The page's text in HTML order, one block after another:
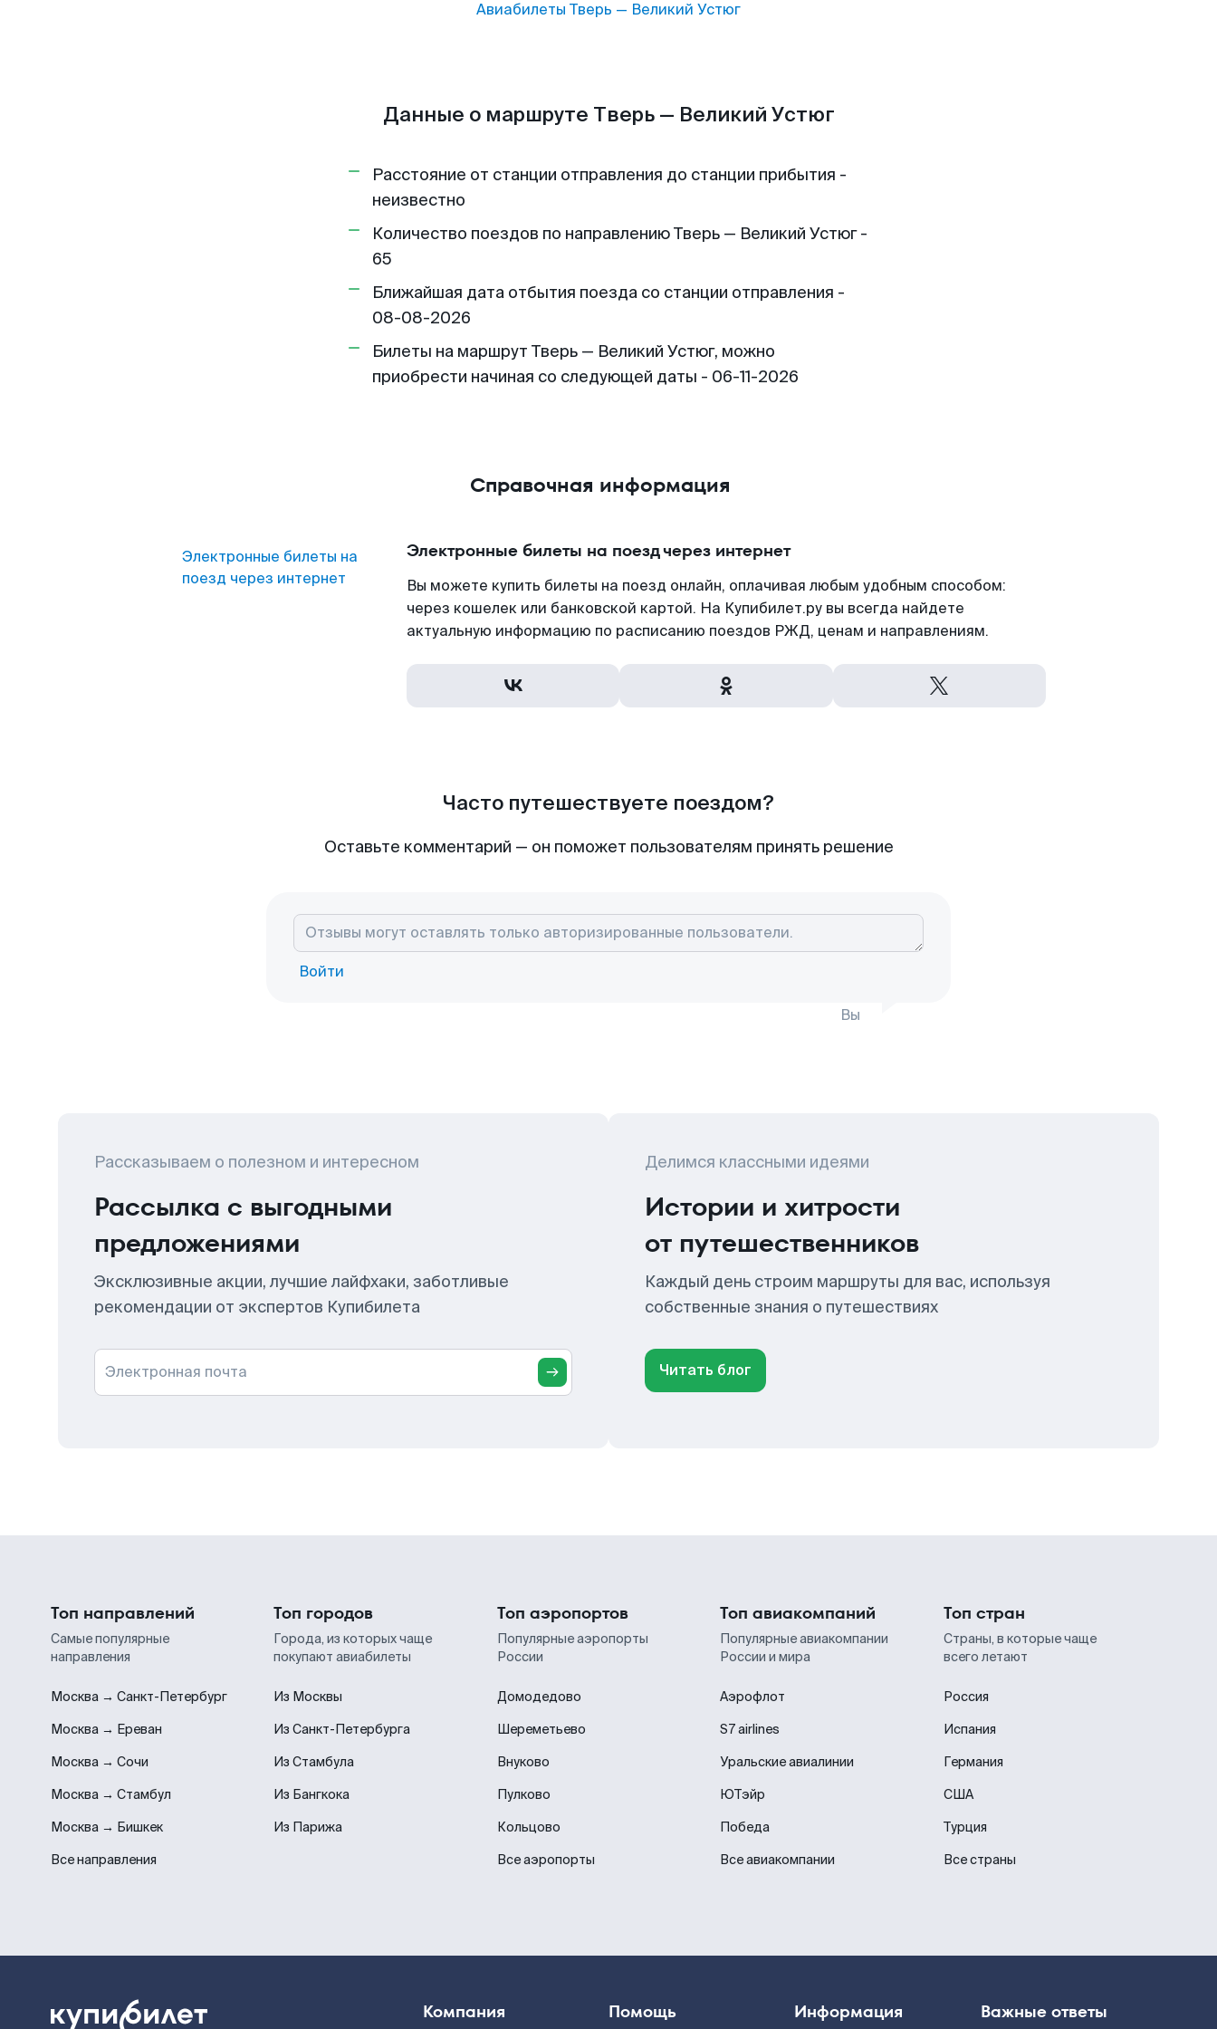
Авиабилеты Тверь — Великий Устюг
Данные о маршруте Тверь — Великий Устюг
Расстояние от станции отправления до станции прибытия -
неизвестно
Количество поездов по направлению Тверь — Великий Устюг -
65
Ближайшая дата отбытия поезда со станции отправления -
08-08-2026
Билеты на маршрут Тверь — Великий Устюг, можно
приобрести начиная со следующей даты - 06-11-2026
Справочная информация
Электронные билеты на
поезд через интернет
Электронные билеты на поезд через интернет
Вы можете купить билеты на поезд онлайн, оплачивая любым удобным способом:
через кошелек или банковской картой. На Купибилет.ру вы всегда найдете
актуальную информацию по расписанию поездов РЖД, ценам и направлениям.
Часто путешествуете поездом?
Оставьте комментарий — он поможет пользователям принять решение
Войти
Вы
Рассказываем о полезном и интересном
Рассылка с выгодными
предложениями
Эксклюзивные акции, лучшие лайфхаки, заботливые
рекомендации от экспертов Купибилета
Электронная почта
Делимся классными идеями
Истории и хитрости
от путешественников
Каждый день строим маршруты для вас, используя
собственные знания о путешествиях
Читать блог
Топ направлений
Самые популярные
направления
Москва → Санкт-Петербург
Москва → Ереван
Москва → Сочи
Москва → Стамбул
Москва → Бишкек
Все направления
Топ городов
Города, из которых чаще
покупают авиабилеты
Из Москвы
Из Санкт-Петербурга
Из Стамбула
Из Бангкока
Из Парижа
Топ аэропортов
Популярные аэропорты
России
Домодедово
Шереметьево
Внуково
Пулково
Кольцово
Все аэропорты
Топ авиакомпаний
Популярные авиакомпании
России и мира
Аэрофлот
S7 airlines
Уральские авиалинии
ЮТэйр
Победа
Все авиакомпании
Топ стран
Страны, в которые чаще
всего летают
Россия
Испания
Германия
США
Турция
Все страны
Компания Помощь Информация Важные ответы